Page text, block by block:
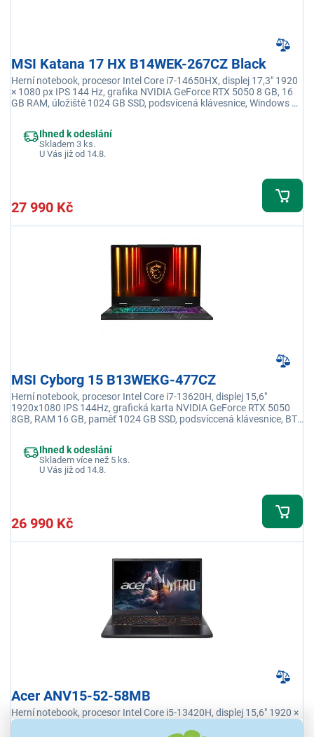
MSI Katana 17 HX B14WEK-267CZ Black
Herní notebook, procesor Intel Core i7-14650HX, displej 17,3" 1920
× 1080 px IPS 144 Hz, grafika NVIDIA GeForce RTX 5050 8 GB, 16
GB RAM, úložiště 1024 GB SSD, podsvícená klávesnice, Windows 11
Ihned k odeslání
Skladem 3 ks.
U Vás již od 14.8.
27 990 Kč
MSI Cyborg 15 B13WEKG-477CZ
Herní notebook, procesor Intel Core i7-13620H, displej 15,6"
1920x1080 IPS 144Hz, grafická karta NVIDIA GeForce RTX 5050
8GB, RAM 16 GB, paměť 1024 GB SSD, podsvíccená klávesnice, BT,
Ihned k odeslání
Skladem více než 5 ks.
U Vás již od 14.8.
26 990 Kč
Acer ANV15-52-58MB
Herní notebook, procesor Intel Core i5-13420H, displej 15,6" 1920 ×
1080 px IPS 165 Hz, grafika NVIDIA GeForce RTX 5060 8 GB, RAM